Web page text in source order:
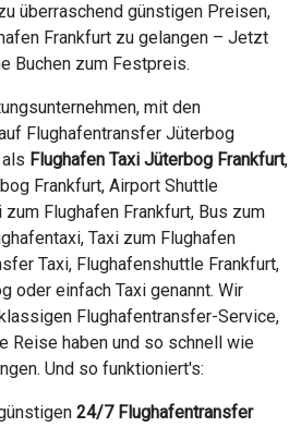
überraschend günstigen Preisen,
Frankfurt zu gelangen – Jetzt
Buchen zum Festpreis.
mit den
Flughafentransfer Jüterbog
Flughafen Taxi Jüterbog Frankfurt,
Frankfurt, Airport Shuttle
Flughafen Frankfurt, Bus zum
Taxi zum Flughafen
Taxi, Flughafenshuttle Frankfurt,
oder einfach Taxi genannt. Wir
Flughafentransfer-Service,
Reise haben und so schnell wie
Und so funktioniert's:
24/7 Flughafentransfer